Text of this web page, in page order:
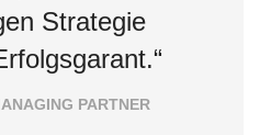
Strategie
PARTNER